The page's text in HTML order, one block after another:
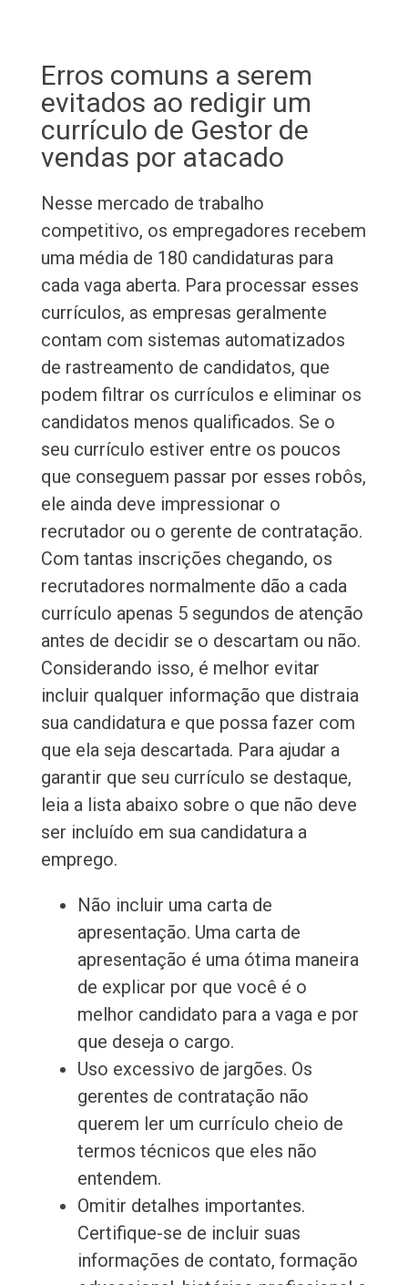
Erros comuns a serem
evitados ao redigir um
currículo de Gestor de
vendas por atacado
Nesse mercado de trabalho
competitivo, os empregadores recebem
uma média de 180 candidaturas para
cada vaga aberta. Para processar esses
currículos, as empresas geralmente
contam com sistemas automatizados
de rastreamento de candidatos, que
podem filtrar os currículos e eliminar os
candidatos menos qualificados. Se o
seu currículo estiver entre os poucos
que conseguem passar por esses robôs,
ele ainda deve impressionar o
recrutador ou o gerente de contratação.
Com tantas inscrições chegando, os
recrutadores normalmente dão a cada
currículo apenas 5 segundos de atenção
antes de decidir se o descartam ou não.
Considerando isso, é melhor evitar
incluir qualquer informação que distraia
sua candidatura e que possa fazer com
que ela seja descartada. Para ajudar a
garantir que seu currículo se destaque,
leia a lista abaixo sobre o que não deve
ser incluído em sua candidatura a
emprego.
Não incluir uma carta de
apresentação. Uma carta de
apresentação é uma ótima maneira
de explicar por que você é o
melhor candidato para a vaga e por
que deseja o cargo.
Uso excessivo de jargões. Os
gerentes de contratação não
querem ler um currículo cheio de
termos técnicos que eles não
entendem.
Omitir detalhes importantes.
Certifique-se de incluir suas
informações de contato, formação